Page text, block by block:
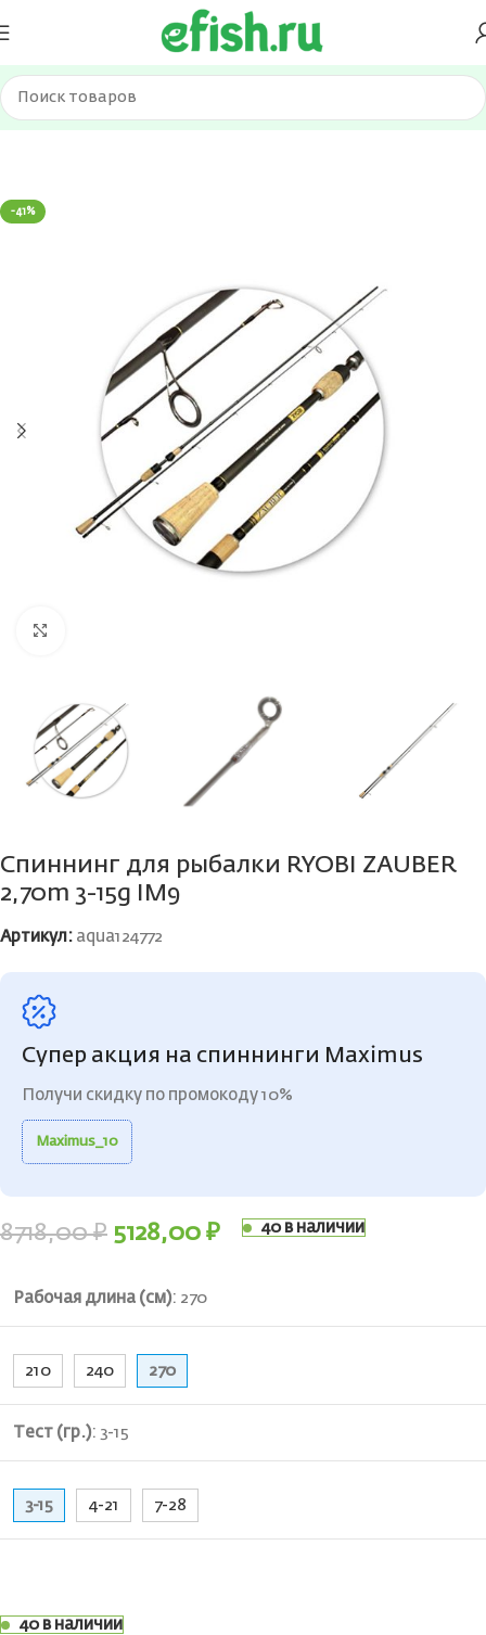
Главная Удилища Спиннинги
-41%
Спиннинг для рыбалки RYOBI ZAUBER
2,70m 3-15g IM9
Артикул: aqua124772
Супер акция на спиннинги Maximus
Получи скидку по промокоду 10%
Maximus_10
8718,00₽ 5128,00 ₽ 40 в наличии
Рабочая длина (см): 270
210 240 270
Тест (гр.): 3-15
3-15 4-21 7-28
40 в наличии